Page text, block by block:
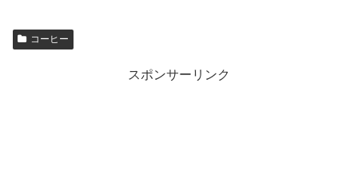
コーヒー
スポンサーリンク